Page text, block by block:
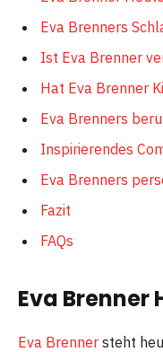
Eva Brenners
Ist Eva Brenner
Hat Eva Brenner
Eva Brenners
Inspirierendes
Eva Brenners
Fazit
FAQs
Eva Brenner
Eva Brenner steht